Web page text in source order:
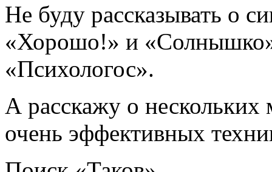
Не буду рассказывать о
«Хорошо!» и
«Психологос».
А расскажу о
очень эффективных